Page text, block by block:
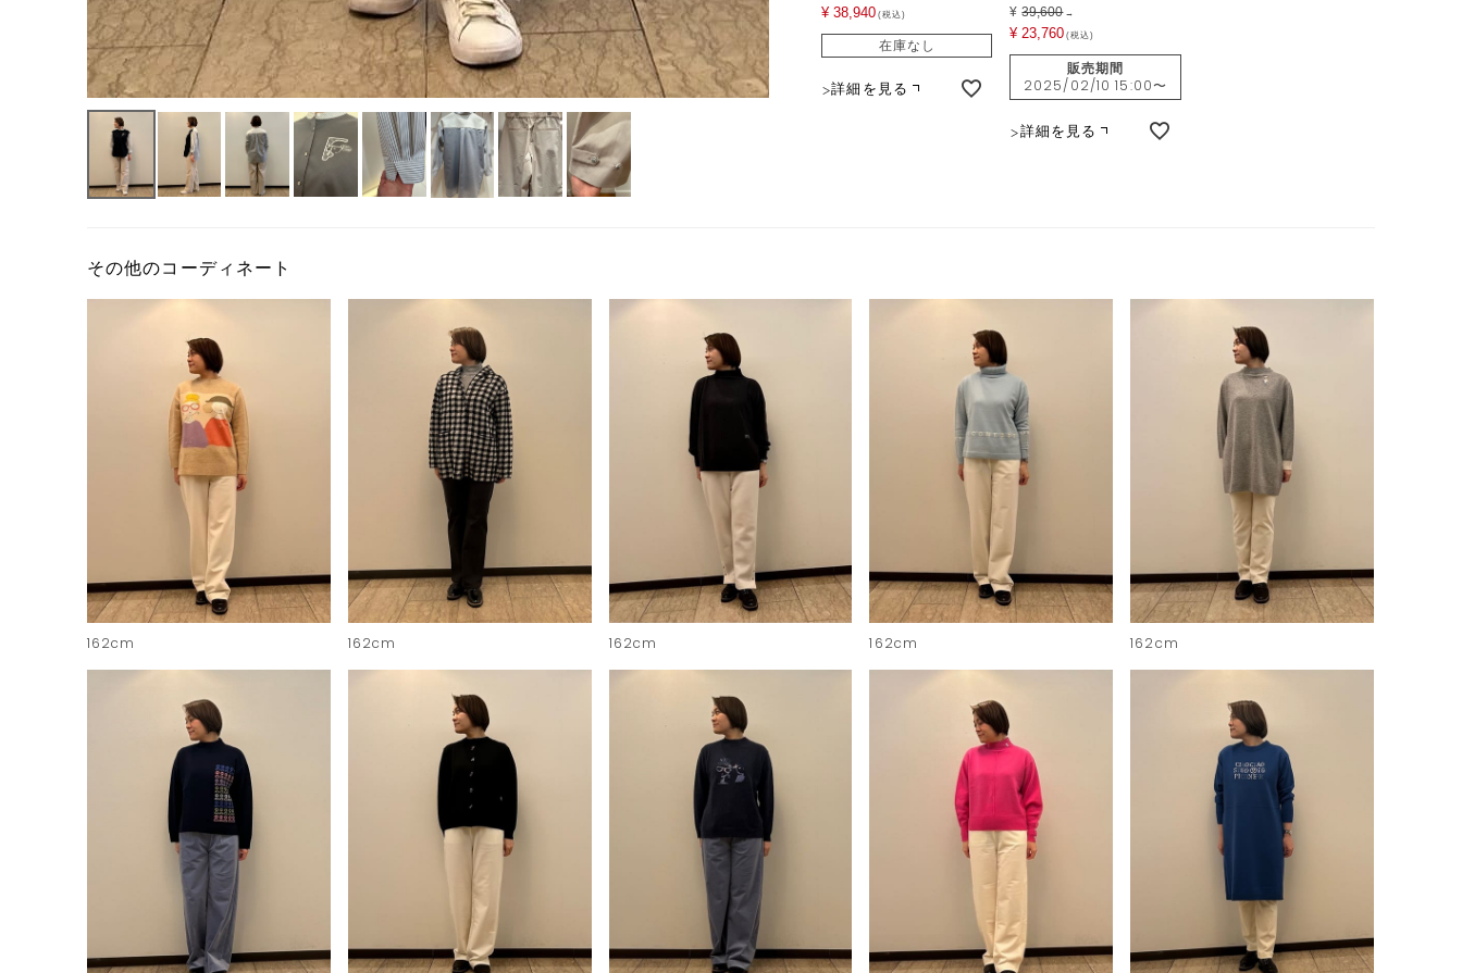
¥ 38,940 税込
在庫なし
詳細を見る
¥ 39,600 →
¥ 23,760 税込
販売期間
2025/02/10 15:00〜
詳細を見る
その他のコーディネート
162cm 162cm 162cm 162cm 162cm